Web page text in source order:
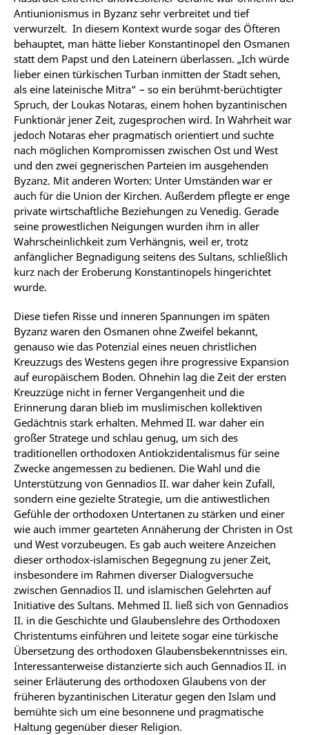
Antiunionismus in Byzanz sehr verbreitet und tief
verwurzelt. In diesem Kontext wurde sogar des Öfteren
behauptet, man hätte lieber Konstantinopel den Osmanen
statt dem Papst und den Lateinern überlassen. „Ich würde
lieber einen türkischen Turban inmitten der Stadt sehen,
als eine lateinische Mitra“ – so ein berühmt-berüchtigter
Spruch, der Loukas Notaras, einem hohen byzantinischen
Funktionär jener Zeit, zugesprochen wird. In Wahrheit war
jedoch Notaras eher pragmatisch orientiert und suchte
nach möglichen Kompromissen zwischen Ost und West
und den zwei gegnerischen Parteien im ausgehenden
Byzanz. Mit anderen Worten: Unter Umständen war er
auch für die Union der Kirchen. Außerdem pflegte er enge
private wirtschaftliche Beziehungen zu Venedig. Gerade
seine prowestlichen Neigungen wurden ihm in aller
Wahrscheinlichkeit zum Verhängnis, weil er, trotz
anfänglicher Begnadigung seitens des Sultans, schließlich
kurz nach der Eroberung Konstantinopels hingerichtet
wurde.
Diese tiefen Risse und inneren Spannungen im späten
Byzanz waren den Osmanen ohne Zweifel bekannt,
genauso wie das Potenzial eines neuen christlichen
Kreuzzugs des Westens gegen ihre progressive Expansion
auf europäischem Boden. Ohnehin lag die Zeit der ersten
Kreuzzüge nicht in ferner Vergangenheit und die
Erinnerung daran blieb im muslimischen kollektiven
Gedächtnis stark erhalten. Mehmed II. war daher ein
großer Stratege und schlau genug, um sich des
traditionellen orthodoxen Antiokzidentalismus für seine
Zwecke angemessen zu bedienen. Die Wahl und die
Unterstützung von Gennadios II. war daher kein Zufall,
sondern eine gezielte Strategie, um die antiwestlichen
Gefühle der orthodoxen Untertanen zu stärken und einer
wie auch immer gearteten Annäherung der Christen in Ost
und West vorzubeugen. Es gab auch weitere Anzeichen
dieser orthodox-islamischen Begegnung zu jener Zeit,
insbesondere im Rahmen diverser Dialogversuche
zwischen Gennadios II. und islamischen Gelehrten auf
Initiative des Sultans. Mehmed II. ließ sich von Gennadios
II. in die Geschichte und Glaubenslehre des Orthodoxen
Christentums einführen und leitete sogar eine türkische
Übersetzung des orthodoxen Glaubensbekenntnisses ein.
Interessanterweise distanzierte sich auch Gennadios II. in
seiner Erläuterung des orthodoxen Glaubens von der
früheren byzantinischen Literatur gegen den Islam und
bemühte sich um eine besonnene und pragmatische
Haltung gegenüber dieser Religion.